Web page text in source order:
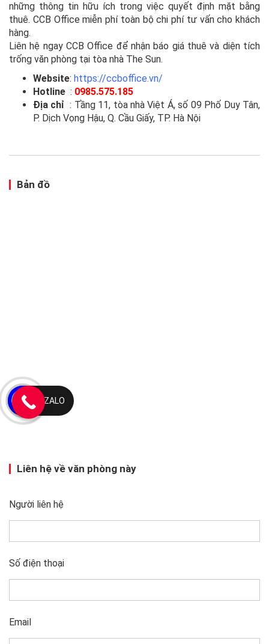
những thông tin hữu ích trong việc quyết định mặt bằng
thuê. CCB Office miễn phí toàn bộ chi phí tư vấn cho khách
hàng.
Liên hệ ngay CCB Office để nhận báo giá thuê và diện tích
trống văn phòng tại tòa nhà The Sun.
Website: https://ccboffice.vn/
Hotline : 0985.575.185
Địa chỉ : Tầng 11, tòa nhà Việt Á, số 09 Phố Duy Tân,
P. Dịch Vọng Hậu, Q. Cầu Giấy, TP. Hà Nội
Bản đồ
Liên hệ về văn phòng này
Người liên hệ
Số điện thoại
Email
ZALO